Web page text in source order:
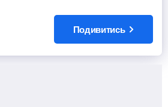
Подивитись